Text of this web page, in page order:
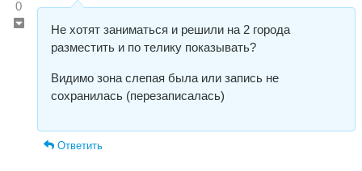
0
Не хотят заниматься и решили на 2 города
разместить и по телику показывать?
Видимо зона слепая была или запись не
сохранилась (перезаписалась)
Ответить